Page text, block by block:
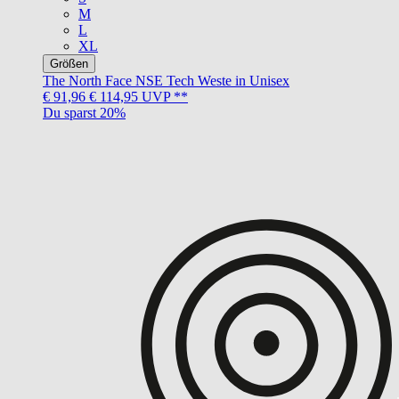
M
L
XL
Größen
The North Face NSE Tech Weste in Unisex
€ 91,96 € 114,95 UVP **
Du sparst 20%